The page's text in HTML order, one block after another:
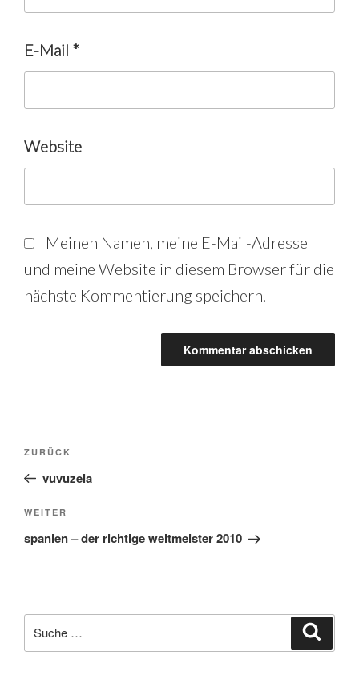
E-Mail *
Website
Meinen Namen, meine E-Mail-Adresse
und meine Website in diesem Browser für die
nächste Kommentierung speichern.
Beitrags-
Navigation
Vorheriger
Beitrag
ZURÜCK
vuvuzela
Nächster
Beitrag
WEITER
spanien – der richtige weltmeister 2010
nach: